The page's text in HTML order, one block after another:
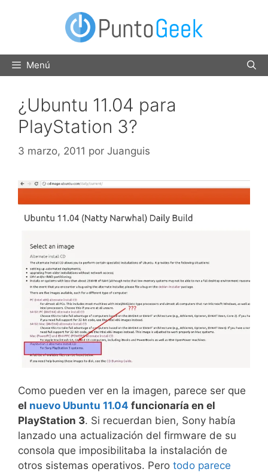
Menú
¿Ubuntu 11.04 para
PlayStation 3?
3 marzo, 2011 por Juanguis
Como pueden ver en la imagen, parece ser que
el nuevo Ubuntu 11.04 funcionaría en el
PlayStation 3. Si recuerdan bien, Sony había
lanzado una actualización del firmware de su
consola que imposibilitaba la instalación de
otros sistemas operativos. Pero todo parece